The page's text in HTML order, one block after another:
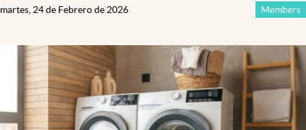
Members
martes, 24 de Febrero de 2026